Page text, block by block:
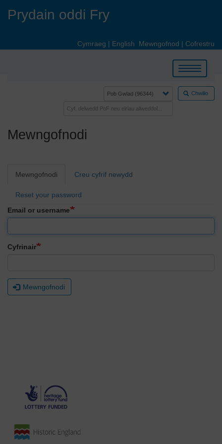
Prydain oddi Fry
Cymraeg | English Mewngofnod | Cofrestru
Toggle
navigation
Chwilio
Mewngofnodi
Primary
Mewngofnodi Creu cyfrif newydd
Reset your password
Email or username
Cyfrinair
Mewngofnodi